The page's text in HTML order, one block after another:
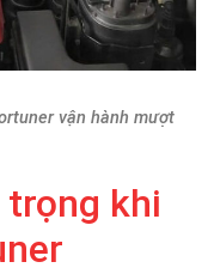
vận hành mượt
khi